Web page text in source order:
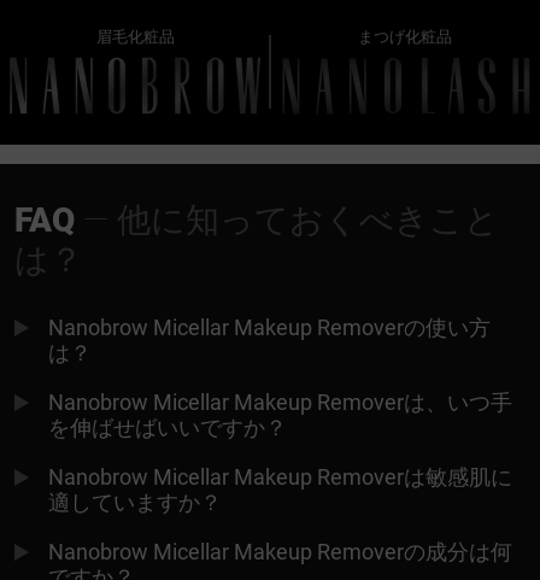
眉毛化粧品 まつげ化粧品
FAQ — 他に知っておくべきこと
は？
Nanobrow Micellar Makeup Removerの使い方
は？
Nanobrow Micellar Makeup Removerは、いつ手
を伸ばせばいいですか？
Nanobrow Micellar Makeup Removerは敏感肌に
適していますか？
Nanobrow Micellar Makeup Removerの成分は何